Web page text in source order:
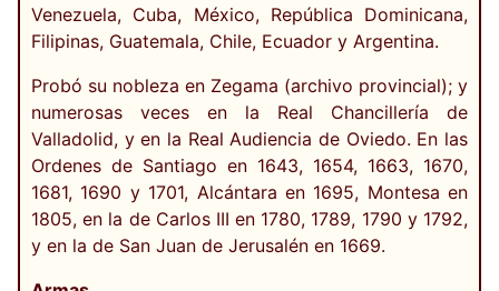
Venezuela, Cuba, México, República Dominicana,
Filipinas, Guatemala, Chile, Ecuador y Argentina.
Probó su nobleza en Zegama (archivo provincial); y
numerosas veces en la Real Chancillería de
Valladolid, y en la Real Audiencia de Oviedo. En las
Ordenes de Santiago en 1643, 1654, 1663, 1670,
1681, 1690 y 1701, Alcántara en 1695, Montesa en
1805, en la de Carlos III en 1780, 1789, 1790 y 1792,
y en la de San Juan de Jerusalén en 1669.